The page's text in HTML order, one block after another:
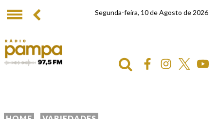
Segunda-feira, 10 de Agosto de 2026